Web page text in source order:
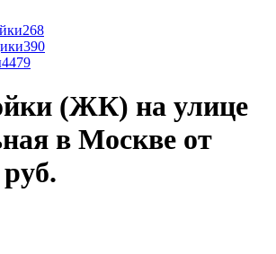
268
390
4479
(ЖК) на улице
в Москве от